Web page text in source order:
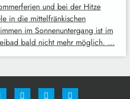
und bei der Hitze
in die mittelfränkischen
im Sonnenuntergang ist im
bald nicht mehr möglich. …